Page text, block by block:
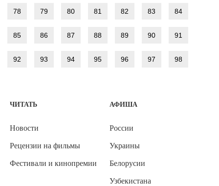
78 79 80 81 82 83 84
85 86 87 88 89 90 91
92 93 94 95 96 97 98
ЧИТАТЬ
Новости
Рецензии на фильмы
Фестивали и кинопремии
АФИША
России
Украины
Белорусии
Узбекистана